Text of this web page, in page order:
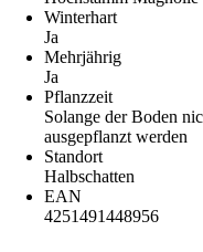
Winterhart
Ja
Mehrjährig
Ja
Pflanzzeit
Solange der Boden
ausgepflanzt werden
Standort
Halbschatten
EAN
4251491448956